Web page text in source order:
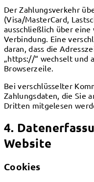
Der Zahlungsverkehr
(Visa/MasterCard,
ausschließlich über eine
Verbindung. Eine
daran, dass die
„https://“ wechselt und
Browserzeile.
Bei verschlüsselter
Zahlungsdaten, die Sie
Dritten mitgelesen
4.
Website
Cookies